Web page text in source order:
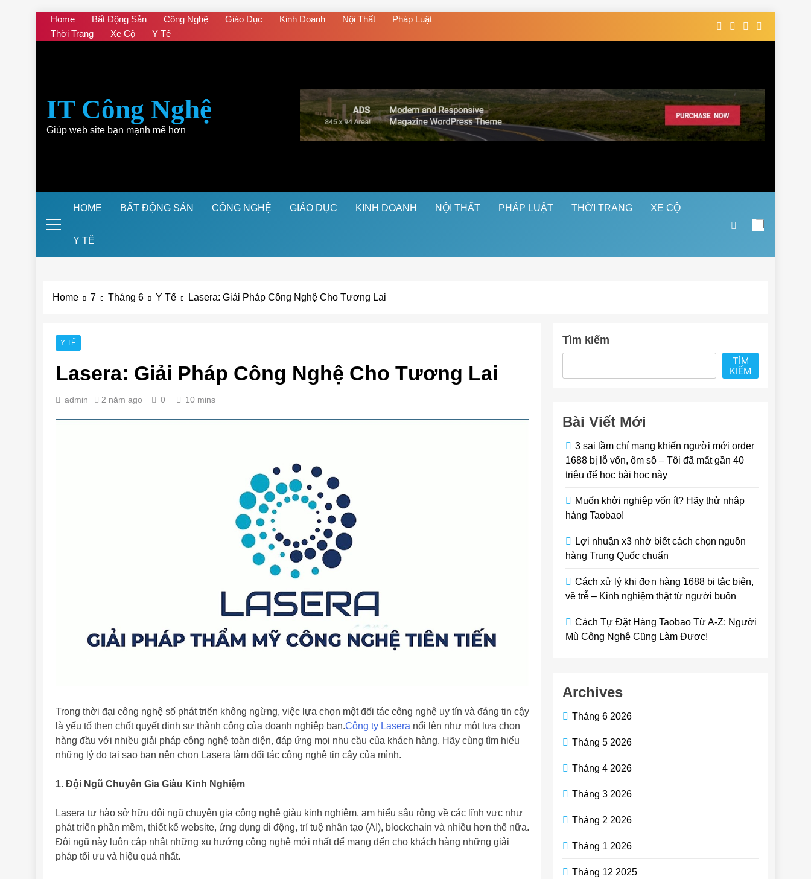
SkipHome Bất Động Sản Công Nghệ Giáo Dục Kinh Doanh Nội Thất
Pháp Luật
Thời Trang
Xe Cộ Y Tế
IT Công Nghệ
Giúp web site bạn mạnh mẽ hơn
HOME BẤT ĐỘNG SẢN CÔNG NGHỆ GIÁO DỤC KINH DOANH NỘI THẤT PHÁP LUẬT THỜI TRANG XE CỘ
Y TẾ
Home 7 Tháng 6 Y Tế Lasera: Giải Pháp Công Nghệ Cho Tương Lai
Y TẾ
Lasera: Giải Pháp Công Nghệ Cho Tương Lai
admin 2 năm ago 0 10 mins
Trong thời đại công nghệ số phát triển không ngừng, việc lựa chọn một đối tác công nghệ uy tín và đáng tin cậy
là yếu tố then chốt quyết định sự thành công của doanh nghiệp bạn.Công ty Lasera nổi lên như một lựa chọn
hàng đầu với nhiều giải pháp công nghệ toàn diện, đáp ứng mọi nhu cầu của khách hàng. Hãy cùng tìm hiểu
những lý do tại sao bạn nên chọn Lasera làm đối tác công nghệ tin cậy của mình.
1. Đội Ngũ Chuyên Gia Giàu Kinh Nghiệm
Lasera tự hào sở hữu đội ngũ chuyên gia công nghệ giàu kinh nghiệm, am hiểu sâu rộng về các lĩnh vực như
phát triển phần mềm, thiết kế website, ứng dụng di động, trí tuệ nhân tạo (AI), blockchain và nhiều hơn thế nữa.
Đội ngũ này luôn cập nhật những xu hướng công nghệ mới nhất để mang đến cho khách hàng những giải
pháp tối ưu và hiệu quả nhất.
Tìm kiếm
TÌM
KIẾM
Bài Viết Mới
3 sai lầm chí mạng khiến người mới order
1688 bị lỗ vốn, ôm sô – Tôi đã mất gần 40
triệu để học bài học này
Muốn khởi nghiệp vốn ít? Hãy thử nhập
hàng Taobao!
Lợi nhuận x3 nhờ biết cách chọn nguồn
hàng Trung Quốc chuẩn
Cách xử lý khi đơn hàng 1688 bị tắc biên,
về trễ – Kinh nghiệm thật từ người buôn
Cách Tự Đặt Hàng Taobao Từ A-Z: Người
Mù Công Nghệ Cũng Làm Được!
Archives
Tháng 6 2026
Tháng 5 2026
Tháng 4 2026
Tháng 3 2026
Tháng 2 2026
Tháng 1 2026
Tháng 12 2025